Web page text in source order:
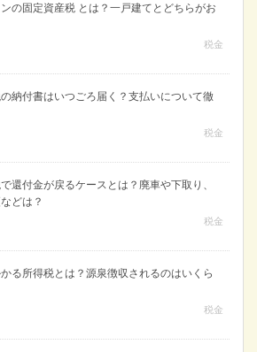
の固定資産税 とは？一戸建てとどちらがお
税金
納付書はいつごろ届く？支払いについて徹
税金
還付金が戻るケースとは？廃車や下取り、
どは？
税金
る所得税とは？源泉徴収されるのはいくら
税金